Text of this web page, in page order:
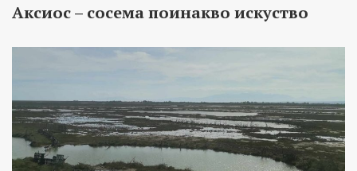
Аксиос – сосема поинакво искуство